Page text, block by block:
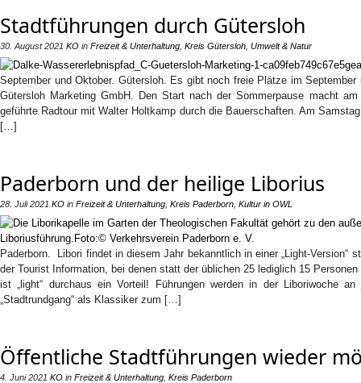
Stadtführungen durch Gütersloh
30. August 2021 KO in Freizeit & Unterhaltung Kreis Gütersloh Umwelt & Natur
September und Oktober. Gütersloh. Es gibt noch freie Plätze im
Gütersloh Marketing GmbH. Den Start nach der Sommerpause macht
geführte Radtour mit Walter Holtkamp durch die Bauerschaften. Am
[…]
Paderborn und der heilige Liborius
28. Juli 2021 KO in Freizeit & Unterhaltung Kreis Paderborn Kultur in OWL
Paderborn. Libori findet in diesem Jahr bekanntlich in einer „Light-Version“
der Tourist Information, bei denen statt der üblichen 25 lediglich 15
ist „light“ durchaus ein Vorteil! Führungen werden in der Liboriwoche
„Stadtrundgang“ als Klassiker zum […]
Öffentliche Stadtführungen wieder
4. Juni 2021 KO in Freizeit & Unterhaltung Kreis Paderborn